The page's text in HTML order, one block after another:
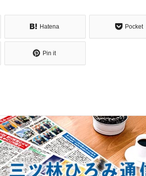
Hatena Pocket
Pin it